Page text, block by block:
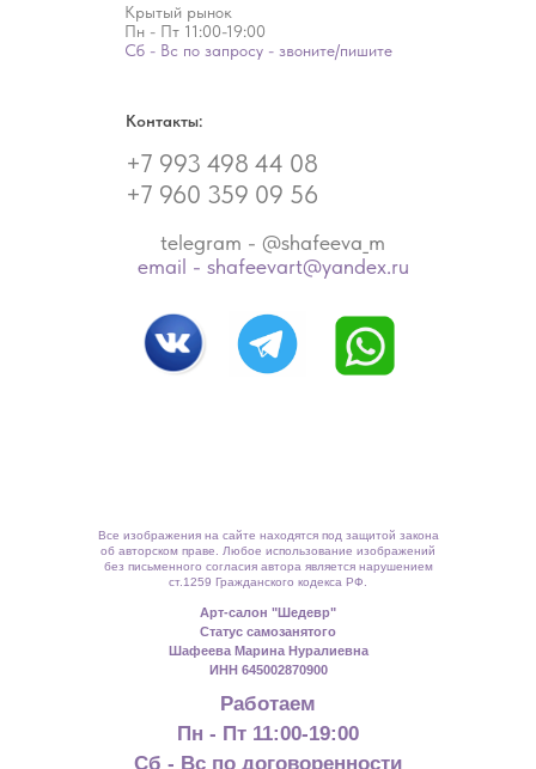
+7 993 498 44 08
+7 960 359 09 56
Контакты:
Крытый рынок
Пн - Пт 11:00-19:00
Сб - Вс по запросу - звоните/пишите
telegram - @shafeeva_m
email - shafeevart@yandex.ru
Арт-салон "Шедевр"
Статус самозанятого
Шафеева Марина Нуралиевна
ИНН 645002870900
Работаем
Пн - Пт 11:00-19:00
Сб - Вс по договоренности
Все изображения на сайте находятся под защитой закона
об авторском праве. Любое использование изображений
без письменного согласия автора является нарушением
ст.1259 Гражданского кодекса РФ.